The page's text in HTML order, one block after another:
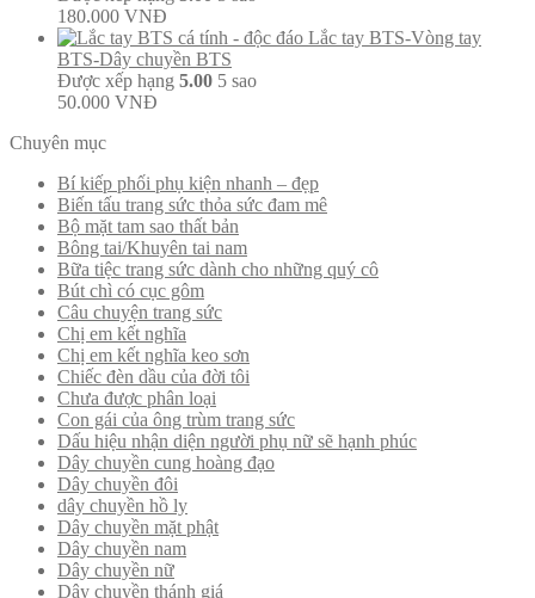
180.000 VNĐ
Lắc tay BTS-Vòng tay
BTS-Dây chuyền BTS
Được xếp hạng 5.00 5 sao
50.000 VNĐ
Chuyên mục
Bí kiếp phối phụ kiện nhanh – đẹp
Biến tấu trang sức thỏa sức đam mê
Bộ mặt tam sao thất bản
Bông tai/Khuyên tai nam
Bữa tiệc trang sức dành cho những quý cô
Bút chì có cục gôm
Câu chuyện trang sức
Chị em kết nghĩa
Chị em kết nghĩa keo sơn
Chiếc đèn dầu của đời tôi
Chưa được phân loại
Con gái của ông trùm trang sức
Dấu hiệu nhận diện người phụ nữ sẽ hạnh phúc
Dây chuyền cung hoàng đạo
Dây chuyền đôi
dây chuyền hồ ly
Dây chuyền mặt phật
Dây chuyền nam
Dây chuyền nữ
Dây chuyền thánh giá